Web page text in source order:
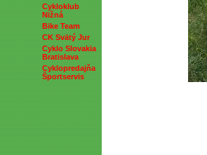
Cykloklub
Nižná
Bike Team
CK Svätý Jur
Cyklo Slovakia
Bratislava
Cyklopredajňa
Športservis